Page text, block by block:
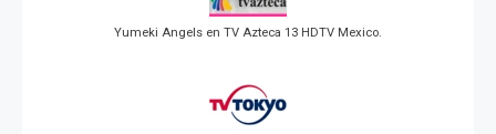
Yumeki Angels en TV Azteca 13 HDTV Mexico.